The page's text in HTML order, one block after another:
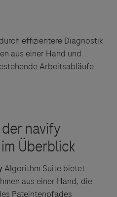
effizientere Diagnostik
aus einer Hand und
Arbeitsabläufe.
Algorithm Suite bietet
aus einer Hand, die
Pateintenpfades